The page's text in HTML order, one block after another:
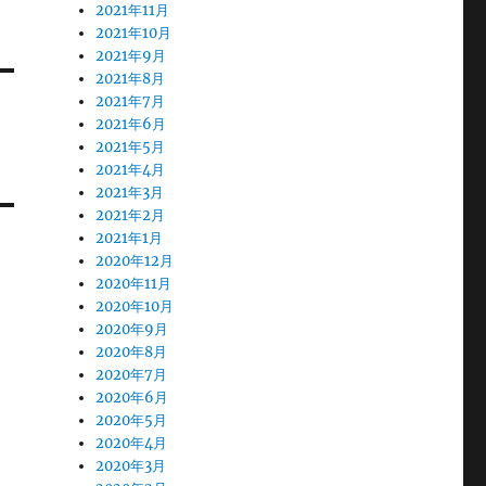
2021年11月
2021年10月
2021年9月
2021年8月
2021年7月
2021年6月
2021年5月
2021年4月
2021年3月
2021年2月
2021年1月
2020年12月
2020年11月
2020年10月
2020年9月
2020年8月
2020年7月
2020年6月
2020年5月
2020年4月
2020年3月